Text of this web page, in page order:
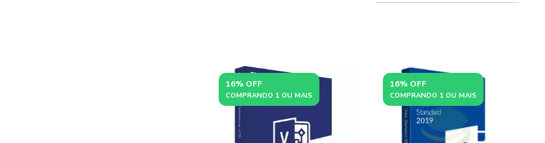
16% OFF
COMPRANDO 1 OU MAIS
16% OFF
COMPRANDO 1 OU MAIS